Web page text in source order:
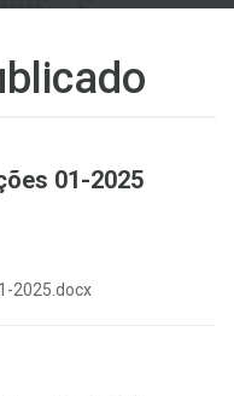
01-2025
2025.docx